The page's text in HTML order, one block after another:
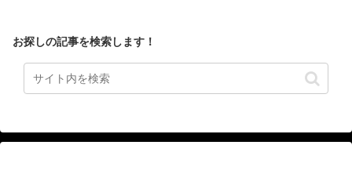
お探しの記事を検索します！